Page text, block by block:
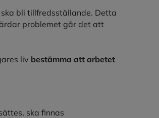
bli tillfredsställande. Detta
problemet går det att
liv bestämma att arbetet
ska finnas